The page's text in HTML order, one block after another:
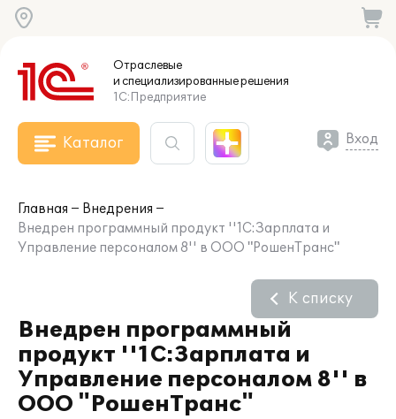
Отраслевые
и специализированныерешения
1С:Предприятие
Каталог Вход
Главная
Внедрения
Внедрен программный продукт ''1С:Зарплата и
Управление персоналом 8'' в ООО "РошенТранс"
Внедрен программный
продукт ''1С:Зарплата и
Управление персоналом 8'' в
ООО "РошенТранс"
К списку